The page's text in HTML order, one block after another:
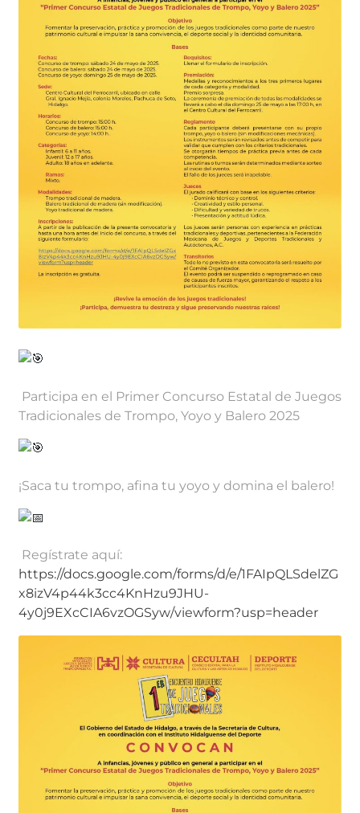
Participa en el Primer Concurso Estatal de Juegos
Tradicionales de Trompo, Yoyo y Balero 2025
¡Saca tu trompo, afina tu yoyo y domina el balero!
Regístrate aquí:
https://docs.google.com/forms/d/e/1FAIpQLSdelZG
x8izV4p44k3cc4KnHzu9JHU-
4y0j9EXcCIA6vzOGSyw/viewform?usp=header